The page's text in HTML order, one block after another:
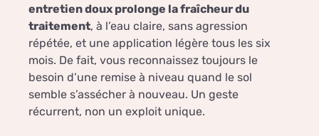
entretien doux prolonge la fraîcheur du
traitement, à l’eau claire, sans agression
répétée, et une application légère tous les six
mois. De fait, vous reconnaissez toujours le
besoin d’une remise à niveau quand le sol
semble s’assécher à nouveau. Un geste
récurrent, non un exploit unique.